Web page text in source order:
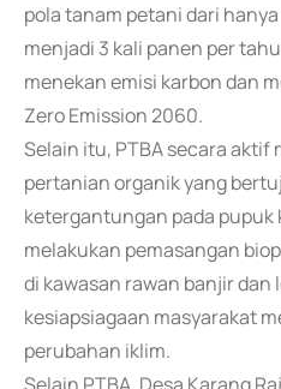
pola tanam petani dari hanya
menjadi 3 kali panen per
menekan emisi karbon dan
Zero Emission 2060.
Selain itu, PTBA secara aktif
pertanian organik yang
ketergantungan pada pupuk
melakukan pemasangan
di kawasan rawan banjir dan
kesiapsiagaan masyarakat
perubahan iklim.